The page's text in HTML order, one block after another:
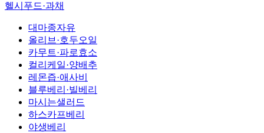
헬시푸드·과채
대마종자유
올리브·호두오일
카무트·파로효소
컬리케일·양배추
레몬즙·애사비
블루베리·빌베리
마시는샐러드
하스카프베리
야생베리